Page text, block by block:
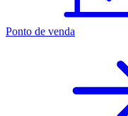
Ponto de venda